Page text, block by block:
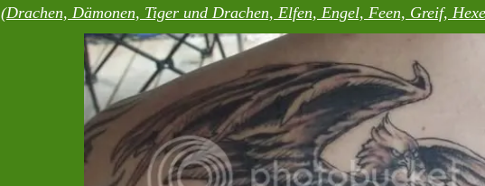
(Drachen, Dämonen, Tiger und Drachen, Elfen, Engel, Feen, Greif,